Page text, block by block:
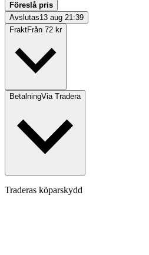
Föreslå pris
Avslutas13 aug 21:39
FraktFrån 72 kr
BetalningVia Tradera
Traderas köparskydd